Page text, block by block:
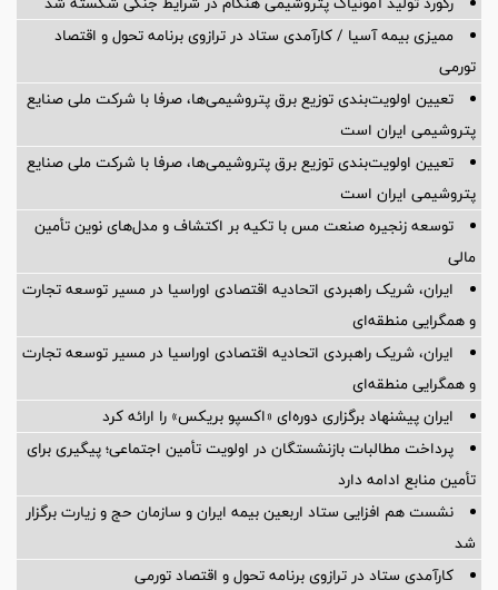
ممیزی بیمه آسیا / کارآمدی ستاد در ترازوی برنامه تحول و اقتصاد
تورمی
تعیین اولویت‌بندی توزیع برق پتروشیمی‌ها، صرفا با شرکت ملی صنایع
پتروشیمی ایران است
تعیین اولویت‌بندی توزیع برق پتروشیمی‌ها، صرفا با شرکت ملی صنایع
پتروشیمی ایران است
توسعه زنجیره صنعت مس با تکیه بر اکتشاف و مدل‌های نوین تأمین
مالی
ایران، شریک راهبردی اتحادیه اقتصادی اوراسیا در مسیر توسعه تجارت
و همگرایی منطقه‌ای
ایران، شریک راهبردی اتحادیه اقتصادی اوراسیا در مسیر توسعه تجارت
و همگرایی منطقه‌ای
ایران پیشنهاد برگزاری دوره‌ای «اکسپو بریکس» را ارائه کرد
پرداخت مطالبات بازنشستگان در اولویت تأمین اجتماعی؛ پیگیری برای
تأمین منابع ادامه دارد
نشست هم افزایی ستاد اربعین بیمه ایران و سازمان حج و زیارت برگزار
شد
کارآمدی ستاد در ترازوی برنامه تحول و اقتصاد تورمی